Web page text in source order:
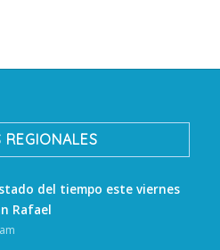
REGIONALES
del tiempo este viernes
Rafael